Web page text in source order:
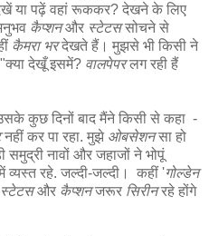
या पढ़ें वहां रूककर? देखने के लिए
कैप्शनऔर स्टेटससोचने से
कैमरा भरदेखते हैं। मुझसे भी किसी ने
देखूँ इसमें? वालपेपरलग रही हैं
कुछ दिनों बाद मैंने किसी से कहा -
नहीं कर पा रहा. मुझे ओबसेशनसा हो
नावों और जहाजों ने भोपूं
व्यस्त रहे. जल्दी-जल्दी। कहीं 'गोल्डेन
स्टेटसऔर कैप्शनजरूर सिरीनरहे होंगे